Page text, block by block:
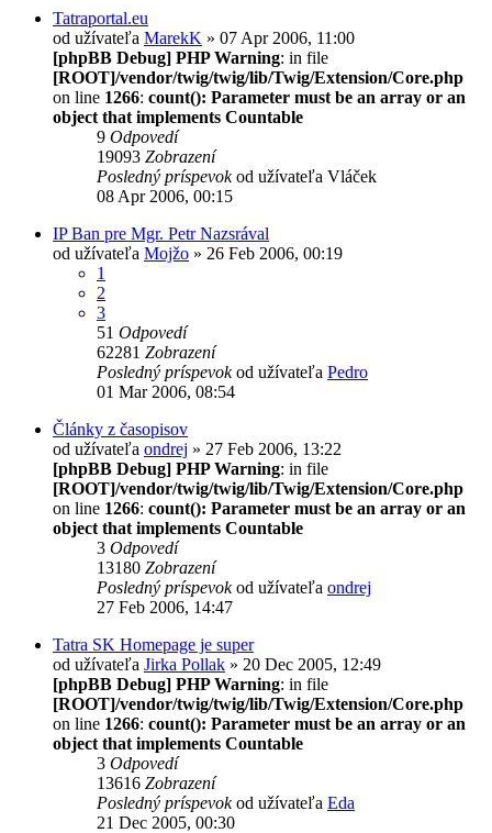
Tatraportal.eu
od užívateľa MarekK » 07 Apr 2006, 11:00
[phpBB Debug] PHP Warning: in file
[ROOT]/vendor/twig/twig/lib/Twig/Extension/Core.php
on line 1266: count(): Parameter must be an array or an
object that implements Countable
9 Odpovedí
19093 Zobrazení
Posledný príspevokod užívateľa Vláček
08 Apr 2006, 00:15
IP Ban pre Mgr. Petr Nazsrával
od užívateľa Mojžo » 26 Feb 2006, 00:19
1
2
3
51 Odpovedí
62281 Zobrazení
Posledný príspevokod užívateľa Pedro
01 Mar 2006, 08:54
Články z časopisov
od užívateľa ondrej » 27 Feb 2006, 13:22
[phpBB Debug] PHP Warning: in file
[ROOT]/vendor/twig/twig/lib/Twig/Extension/Core.php
on line 1266: count(): Parameter must be an array or an
object that implements Countable
3 Odpovedí
13180 Zobrazení
Posledný príspevokod užívateľa ondrej
27 Feb 2006, 14:47
Tatra SK Homepage je super
od užívateľa Jirka Pollak » 20 Dec 2005, 12:49
[phpBB Debug] PHP Warning: in file
[ROOT]/vendor/twig/twig/lib/Twig/Extension/Core.php
on line 1266: count(): Parameter must be an array or an
object that implements Countable
3 Odpovedí
13616 Zobrazení
Posledný príspevokod užívateľa Eda
21 Dec 2005, 00:30